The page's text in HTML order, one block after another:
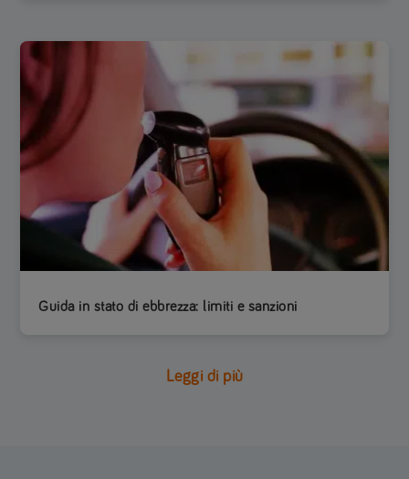
Guida in stato di ebbrezza: limiti e sanzioni
Leggi di più